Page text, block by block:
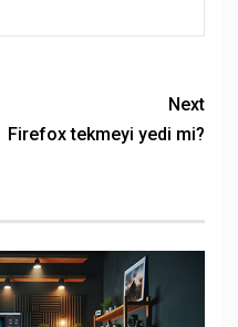
Next
Firefox tekmeyi yedi mi?